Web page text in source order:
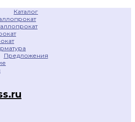
Каталог
Предложения